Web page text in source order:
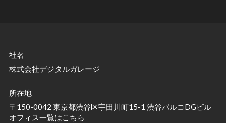
社名
株式会社デジタルガレージ
所在地
〒150-0042 東京都渋谷区宇田川町15-1 渋谷パルコDGビル
オフィス一覧はこちら